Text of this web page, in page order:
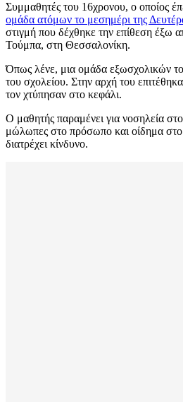
Συμμαθητές του 16χρονου, ο οποίος
ομάδα ατόμων το μεσημέρι της
στιγμή που δέχθηκε την επίθεση έξω
Τούμπα, στη Θεσσαλονίκη.
Όπως λένε, μια ομάδα εξωσχολικών
του σχολείου. Στην αρχή του
τον χτύπησαν στο κεφάλι.
Ο μαθητής παραμένει για νοσηλεία
μώλωπες στο πρόσωπο και οίδημα
διατρέχει κίνδυνο.